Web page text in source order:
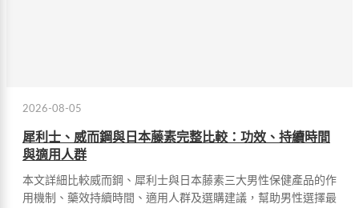
2026-08-05
犀利士、威而鋼與日本藤素完整比較：功效、持續時間
與適用人群
本文詳細比較威而鋼、犀利士與日本藤素三大男性保健產品的作
用機制、藥效持續時間、適用人群及選購建議，幫助男性選擇最